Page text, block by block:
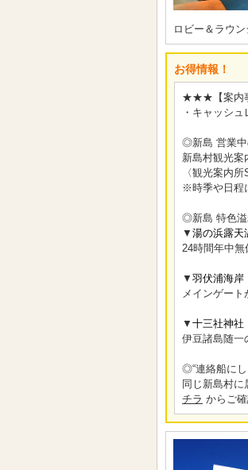
ロビー＆ラウン
お得情報！
★★★【案内
・キャッシ
◎新島 営業中
新島村観光案
〈観光案内
※時季や日程
◎新島 特色溢
▼ 湯の浜露天
24時間年中無
▼ 羽伏浦海岸
メインゲー
▼ 十三社神社
伊豆諸島随一
◎“連絡船にし
同じ新島村
チラ からご確